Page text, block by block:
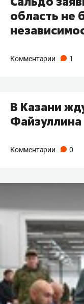
область не
Комментарии 1
В Казани
Файзуллина
Комментарии 0